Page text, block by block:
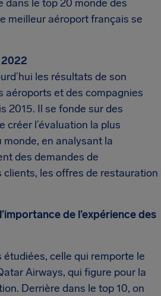
dans le top 20 monde des
meilleur aéroport français se
2022
les résultats de son
aéroports et des compagnies
2015. Il se fonde sur des
créer l’évaluation la plus
en analysant la
des demandes de
clients, les offres de restauration
de l’expérience des
celle qui remporte le
Airways, qui figure pour la
Derrière dans le top 10, on